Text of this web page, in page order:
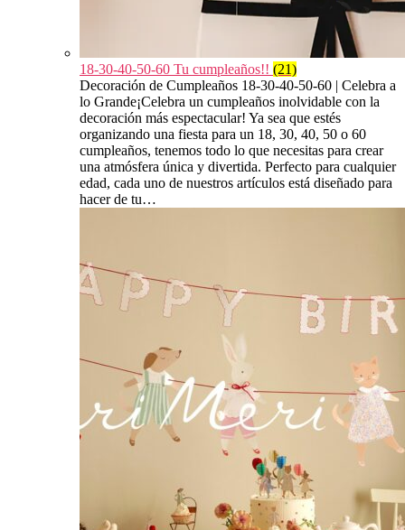
18-30-40-50-60 Tu cumpleaños!! (21)
Decoración de Cumpleaños 18-30-40-50-60 | Celebra a
lo Grande¡Celebra un cumpleaños inolvidable con la
decoración más espectacular! Ya sea que estés
organizando una fiesta para un 18, 30, 40, 50 o 60
cumpleaños, tenemos todo lo que necesitas para crear
una atmósfera única y divertida. Perfecto para cualquier
edad, cada uno de nuestros artículos está diseñado para
hacer de tu…